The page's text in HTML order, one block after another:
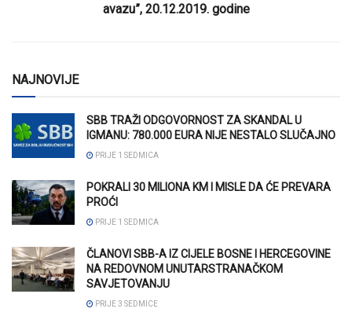
avazu”, 20.12.2019. godine
NAJNOVIJE
SBB TRAŽI ODGOVORNOST ZA SKANDAL U
IGMANU: 780.000 EURA NIJE NESTALO SLUČAJNO
PRIJE 1 SEDMICA
POKRALI 30 MILIONA KM I MISLE DA ĆE PREVARA
PROĆI
PRIJE 1 SEDMICA
ČLANOVI SBB-A IZ CIJELE BOSNE I HERCEGOVINE
NA REDOVNOM UNUTARSTRANAČKOM
SAVJETOVANJU
PRIJE 3 SEDMICE